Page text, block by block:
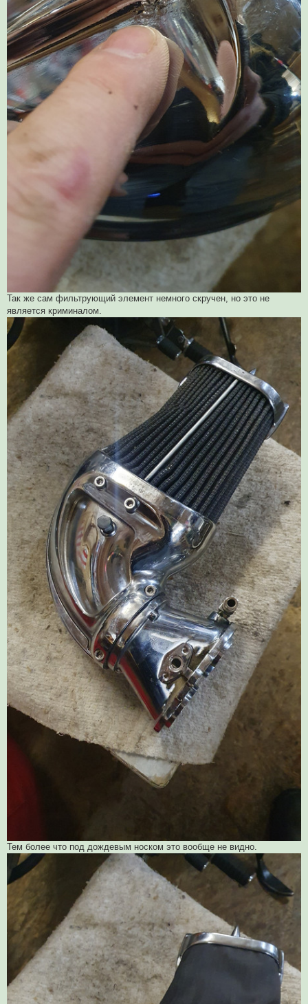
Так же сам фильтрующий элемент немного скручен, но это не
является криминалом.
Тем более что под дождевым носком это вообще не видно.